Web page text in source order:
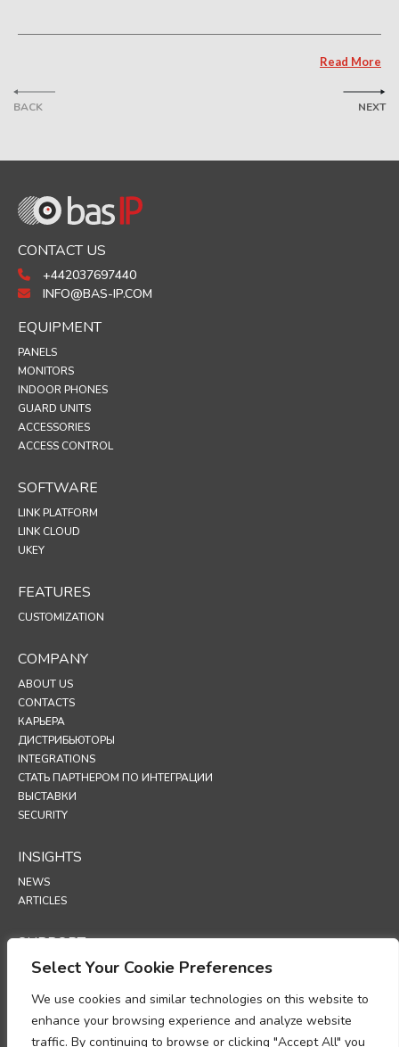
Select Your Cookie Preferences
We use cookies and similar technologies on this website to
enhance your browsing experience and analyze website
traffic. By continuing to browse or clicking "Accept All" you
BACK
Read More
NEXT
CONTACT US
+442037697440
INFO@BAS-IP.COM
EQUIPMENT
PANELS
MONITORS
INDOOR PHONES
GUARD UNITS
ACCESSORIES
ACCESS CONTROL
SOFTWARE
LINK PLATFORM
LINK CLOUD
UKEY
FEATURES
CUSTOMIZATION
COMPANY
ABOUT US
CONTACTS
КАРЬЕРА
ДИСТРИБЬЮТОРЫ
INTEGRATIONS
СТАТЬ ПАРТНЕРОМ ПО ИНТЕГРАЦИИ
ВЫСТАВКИ
SECURITY
INSIGHTS
NEWS
ARTICLES
SUPPORT
TECHNICAL PORTAL
POLICIES
ПОЛИТИКА КОНФИДЕНЦИАЛЬНОСТИ